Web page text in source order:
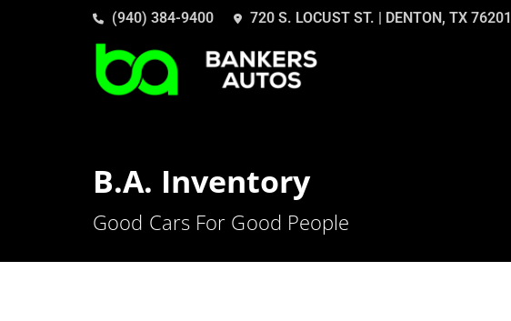
(940) 384-9400 720 S. LOCUST ST. | DENTON, TX 76201
B.A. Inventory
Good Cars For Good People